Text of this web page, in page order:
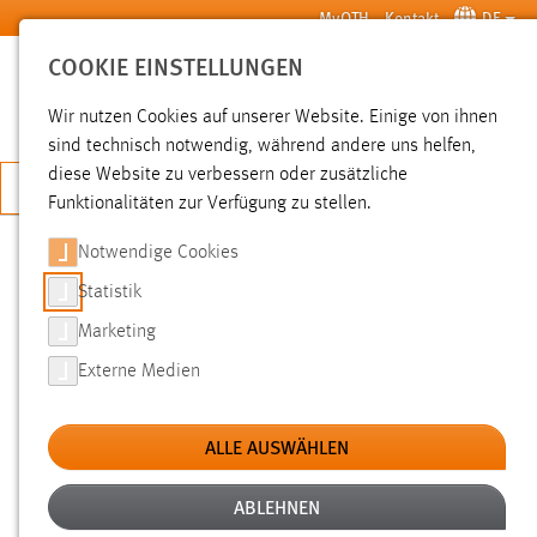
Zum Hauptinhalt springen MyOTH Kontakt DE
SUCHE
JETZT BEWERBEN
Hochschule Aktuelles News der OTH Amberg-Weiden
Filter
Zeitraum
COOKIE EINSTELLUNGEN
Wir nutzen Cookies auf unserer Website. Einige von ihnen
sind technisch notwendig, während andere uns helfen,
diese Website zu verbessern oder zusätzliche
Funktionalitäten zur Verfügung zu stellen.
Notwendige Cookies
Statistik
Marketing
Externe Medien
ALLE AUSWÄHLEN
ABLEHNEN